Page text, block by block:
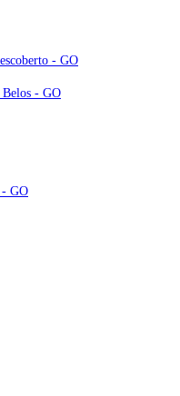
- GO
Belos - GO
- GO